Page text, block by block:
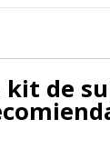
de